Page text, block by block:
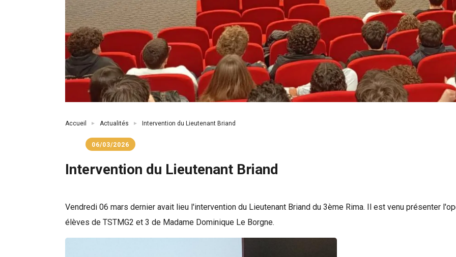
Fil
Accueil Actualités Intervention du Lieutenant Briand
06/03/2026
Intervention du Lieutenant Briand
Vendredi 06 mars dernier avait lieu l'intervention du Lieutenant Briand du 3ème Rima. Il est venu présenter
élèves de TSTMG2 et 3 de Madame Dominique Le Borgne.